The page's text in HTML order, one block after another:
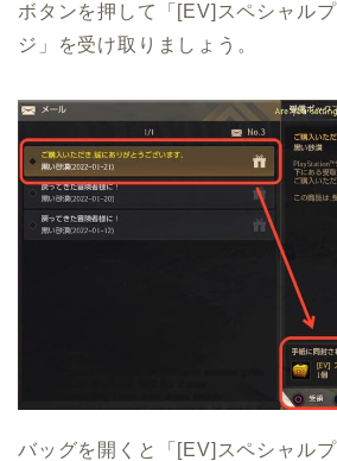
ボタンを押して「[EV]スペシャル
ジ」を受け取りましょう。
バッグを開くと「[EV]スペシャル